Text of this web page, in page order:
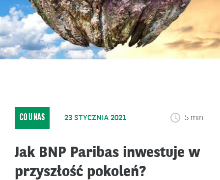
CO U NAS 23 STYCZNIA 2021 5 min.
Jak BNP Paribas inwestuje w
przyszłość pokoleń?